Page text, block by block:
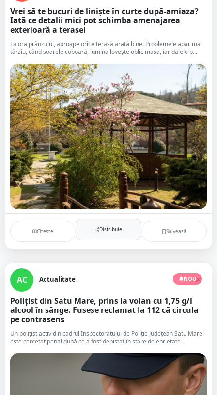
Vrei să te bucuri de liniște în curte după-amiaza?
Iată ce detalii mici pot schimba amenajarea
exterioară a terasei
La ora prânzului, aproape orice terasă arată bine. Problemele apar mai
târziu, când soarele coboară, lumina lovește oblic masa, iar dalele p...
Citește Distribuie Salvează
NOU
AC Actualitate
Polițist din Satu Mare, prins la volan cu 1,75 g/l
alcool în sânge. Fusese reclamat la 112 că circula
pe contrasens
Un polițist activ din cadrul Inspectoratului de Poliție Județean Satu Mare
este cercetat penal după ce a fost depistat în stare de ebrietate...